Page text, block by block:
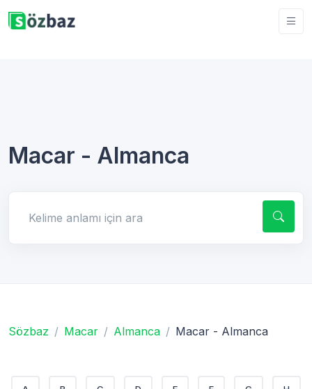
Macar - Almanca
Sözbaz Macar Almanca Macar - Almanca